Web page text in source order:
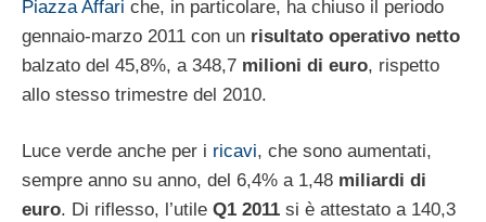
Piazza Affari che, in particolare, ha chiuso il periodo
gennaio-marzo 2011 con un risultato operativo netto
balzato del 45,8%, a 348,7 milioni di euro, rispetto
allo stesso trimestre del 2010.
Luce verde anche per i ricavi, che sono aumentati,
sempre anno su anno, del 6,4% a 1,48 miliardi di
euro. Di riflesso, l’utile Q1 2011 si è attestato a 140,3